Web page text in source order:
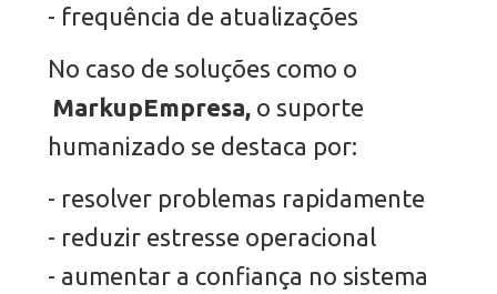
- frequência de atualizações
No caso de soluções como o
MarkupEmpresa,o suporte
humanizado se destaca por:
- resolver problemas rapidamente
- reduzir estresse operacional
- aumentar a confiança no sistema